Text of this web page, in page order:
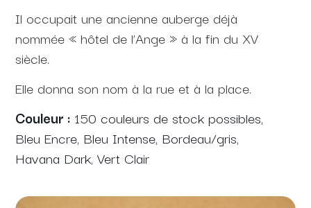
Il occupait une ancienne auberge déjà
nommée « hôtel de l’Ange » à la fin du XV
siècle.
Elle donna son nom à la rue et à la place.
Couleur : 150 couleurs de stock possibles,
Bleu Encre, Bleu Intense, Bordeau/gris,
Havana Dark, Vert Clair